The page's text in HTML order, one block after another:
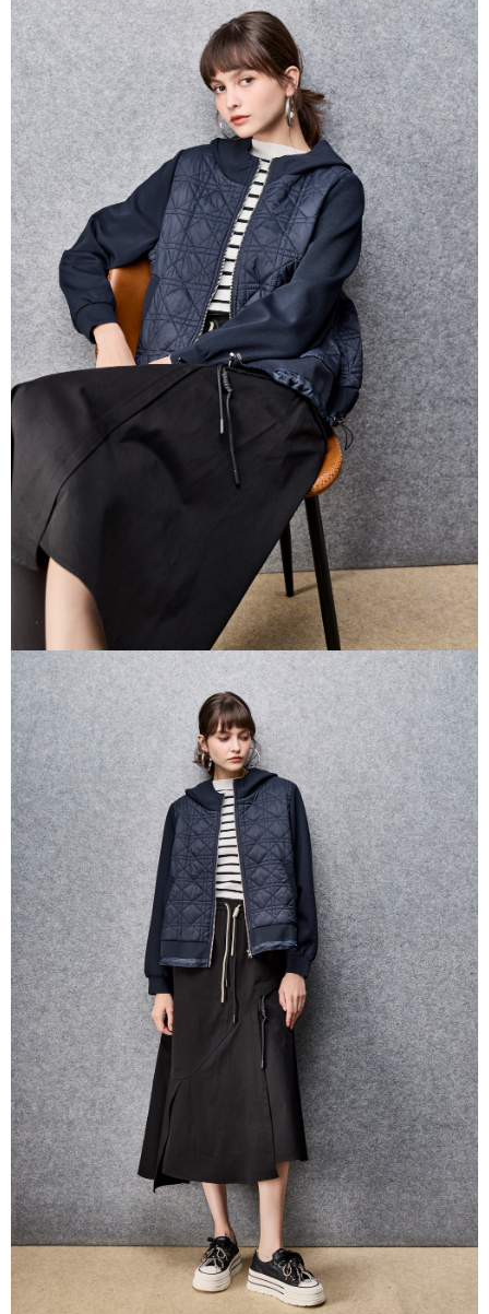
2.透過簡訊連結打開帳單後，可選擇「超商條碼／台灣大直營門市／銀行轉
帳／街口支付／iPASS MONEY」等通路繳費。
【注意事項】
1.本服務係由「台灣大哥大股份有限公司」（以下簡稱本公司）所提供，讓
用戶於交易時，得透過本服務購買商品或服務，並由商店將買賣／分期付款
買賣價金債權讓與本公司後，依約使用本公司帳單繳交帳款。
2.基於同意付款使用「大哥付你分期」之契約關係目的，商店將以您的個人
資料（包含姓名、電話或地址）提供予台灣大哥大進項蒐集、處理及利用，
由本公司與您本人進行分期帳單所需資料之確認、核對及更正。
3.完整用戶服務條款，請詳閱以下連結：https://oppay.tw/userRule
7-11取貨付款
每筆NT$60，滿NT$1,000(含以上)免運費
付款後7-11取貨
每筆NT$60，滿NT$1,000(含以上)免運費
宅配
每筆NT$80，滿NT$1,000(含以上)免運費